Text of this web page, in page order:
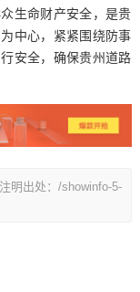
生命财产安全，是贵
中心，紧紧围绕防事
安全，确保贵州道路
明出处：/showinfo-5-